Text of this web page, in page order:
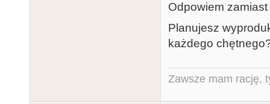
Odpowiem
Planujesz
każdego
Zawsze mam rację,